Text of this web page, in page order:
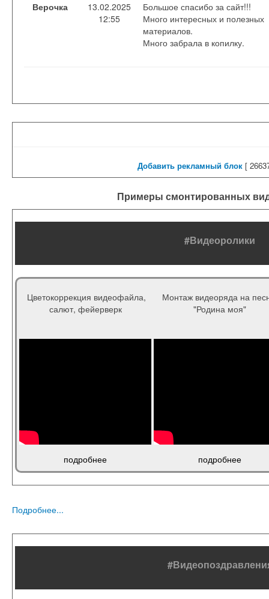
Верочка
13.02.2025
12:55
Большое спасибо за сайт!!!
Много интересных и полезных
материалов.
Много забрала в копилку.
Добавить рекламный блок [
Примеры смонтированных
#Видеоролики
Цветокоррекция видеофайла,
салют, фейерверк
Монтаж видеоряда на
"Родина моя"
подробнее подробнее
Подробнее...